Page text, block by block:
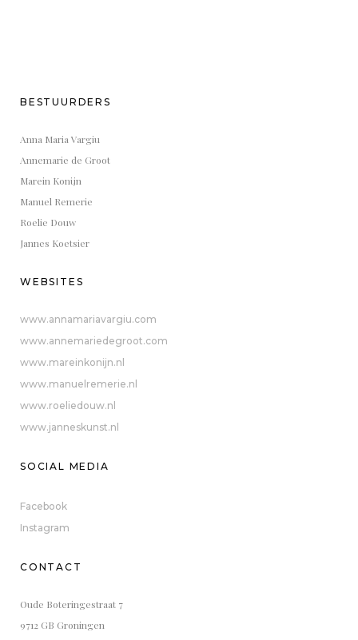
BESTUURDERS
Anna Maria Vargiu
Annemarie de Groot
Marein Konijn
Manuel Remerie
Roelie Douw
Jannes Koetsier
WEBSITES
www.annamariavargiu.com
www.annemariedegroot.com
www.mareinkonijn.nl
www.manuelremerie.nl
www.roeliedouw.nl
www.janneskunst.nl
SOCIAL MEDIA
Facebook
Instagram
CONTACT
Oude Boteringestraat 7
9712 GB Groningen